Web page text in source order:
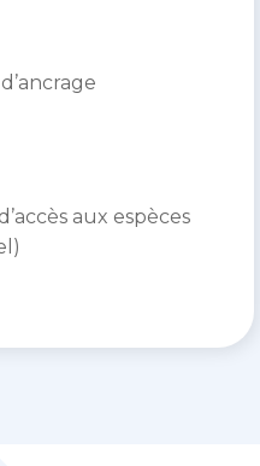
aux espèces